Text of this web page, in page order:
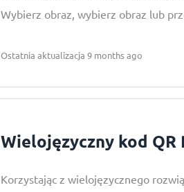
Wybierz obraz, wybierz obraz lub
Ostatnia aktualizacja 9 months ago
Wielojęzyczny kod QR
Korzystając z wielojęzycznego